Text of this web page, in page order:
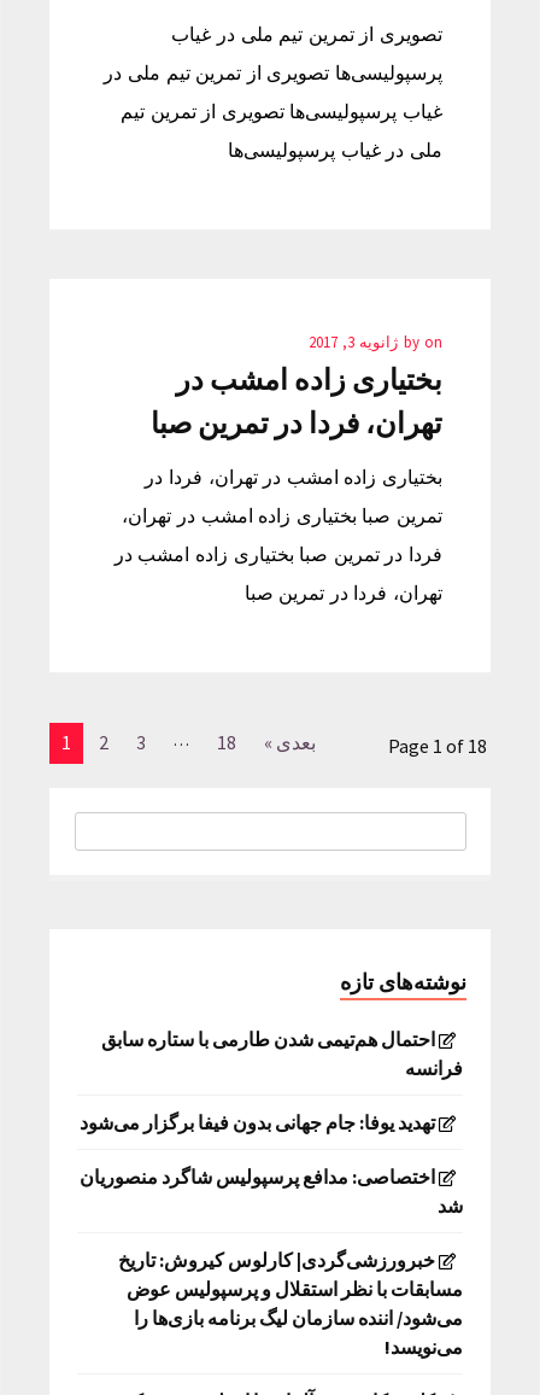
تصویری از تمرین تیم ملی در غیاب
پرسپولیسی‌ها تصویری از تمرین تیم ملی در
غیاب پرسپولیسی‌ها تصویری از تمرین تیم
ملی در غیاب پرسپولیسی‌ها
by on ژانویه 3, 2017
بختیاری زاده امشب در
تهران، فردا در تمرین صبا
بختیاری زاده امشب در تهران، فردا در
تمرین صبا بختیاری زاده امشب در تهران،
فردا در تمرین صبا بختیاری زاده امشب در
تهران، فردا در تمرین صبا
1 2 3 … 18 بعدی » Page 1 of 18
نوشته‌های تازه
احتمال هم‌تیمی شدن طارمی با ستاره سابق
فرانسه
تهدید یوفا: جام جهانی بدون فیفا برگزار می‌شود
اختصاصی: مدافع پرسپولیس شاگرد منصوریان
شد
خبرورزشی‌گردی| کارلوس کیروش: تاریخ
مسابقات با نظر استقلال و پرسپولیس عوض
می‌شود/ اننده سازمان لیگ برنامه بازی‌ها را
می‌نویسد!